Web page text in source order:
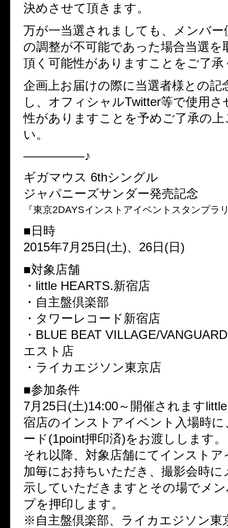
決めさせて頂きます。
万が一当選されましても、メンバー
の調整が不可能であった場合当選を
頂く可能性がありますことをご了
企画上お届けの際に当選者様との記
し、オフィシャルTwitter等で使用さ
性がありますことを予めご了承の
い。
—————♪
ギガマウス 6thシングル
ジャパニーズサンダー発売記念
『東京2DAYSインストアイベントスタンプラ
■日時
2015年7月25日(土)、26日(日)
■対象店舗
・little HEARTS.新宿店
・自主盤倶楽部
・タワーレコード新宿店
・BLUE BEAT VILLAGE/
エスト店
・ライカエジソン東京店
■参加条件
7月25日(土)14:00～開催されます
宿店のインストアイベント入場時
ード(1point押印済)をお渡しします。
それ以降、対象店舗にてインスト
加毎にお持ちいただき、撮影会時に
示していただきますとその場でメ
プを押印します。
※自主盤倶楽部、ライカエジソン東